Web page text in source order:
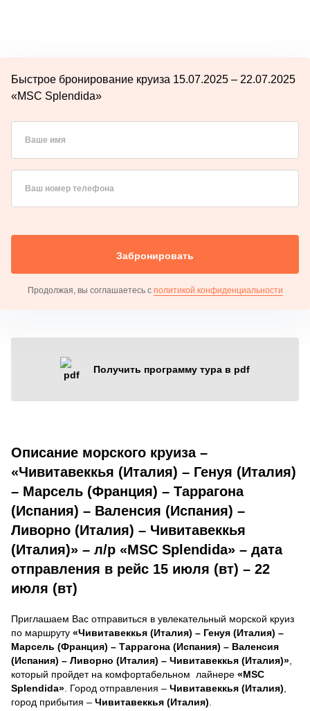
Быстрое бронирование круиза 15.07.2025 – 22.07.2025
«MSC Splendida»
Ваше имя
Ваш номер телефона
Забронировать
Продолжая, вы соглашаетесь с политикой конфиденциальности
Получить программу тура в pdf
Описание морского круиза –
«Чивитавеккья (Италия) – Генуя (Италия)
– Марсель (Франция) – Таррагона
(Испания) – Валенсия (Испания) –
Ливорно (Италия) – Чивитавеккья
(Италия)» – л/р «MSC Splendida» – дата
отправления в рейс 15 июля (вт) – 22
июля (вт)
Приглашаем Вас отправиться в увлекательный морской круиз
по маршруту «Чивитавеккья (Италия) – Генуя (Италия) –
Марсель (Франция) – Таррагона (Испания) – Валенсия
(Испания) – Ливорно (Италия) – Чивитавеккья (Италия)»
который пройдет на комфортабельном лайнере «MSC
Splendida» . Город отправления – Чивитавеккья (Италия)
город прибытия – Чивитавеккья (Италия)